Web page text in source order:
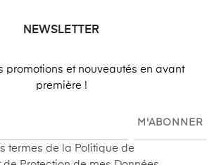
NEWSLETTER
promotions et nouveautés en avant
première !
M'ABONNER
termes de la Politique de